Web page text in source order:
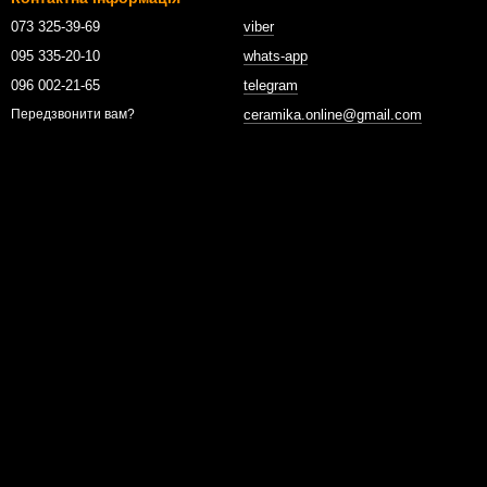
073 325-39-69
095 335-20-10
096 002-21-65
Передзвонити вам?
viber
whats-app
telegram
ceramika.online@gmail.com